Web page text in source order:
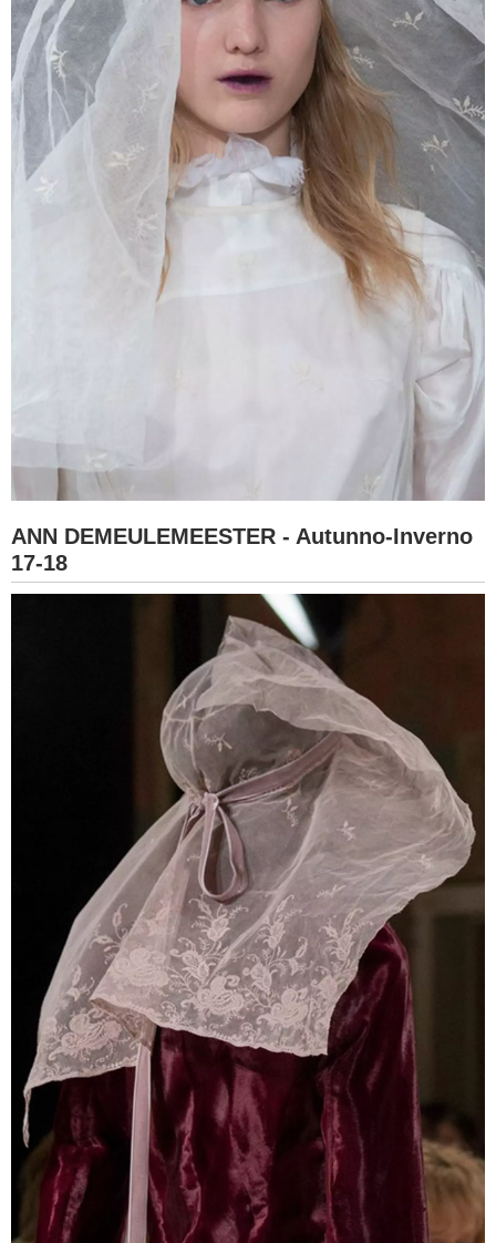
ANN DEMEULEMEESTER - Autunno-Inverno
17-18